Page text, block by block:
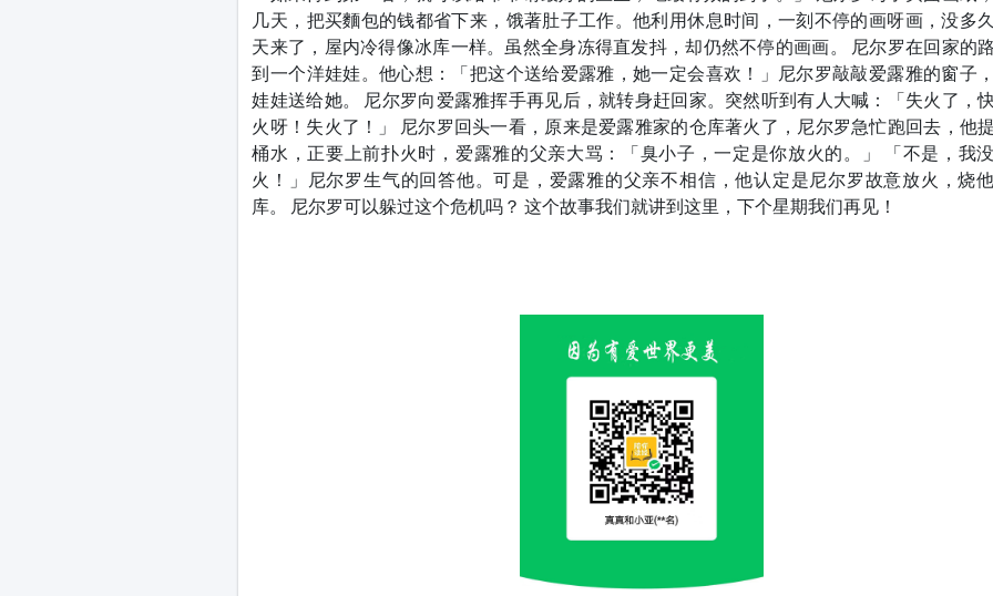
几天，把买麵包的钱都省下来，饿著肚子工作。他利用休息时间，一刻不停的画呀画，没多
天来了，屋内冷得像冰库一样。虽然全身冻得直发抖，却仍然不停的画画。 尼尔罗在回家的
到一个洋娃娃。他心想：「把这个送给爱露雅，她一定会喜欢！」尼尔罗敲敲爱露雅的窗子
娃娃送给她。 尼尔罗向爱露雅挥手再见后，就转身赶回家。突然听到有人大喊：「失火了，
火呀！失火了！」 尼尔罗回头一看，原来是爱露雅家的仓库著火了，尼尔罗急忙跑回去，他
桶水，正要上前扑火时，爱露雅的父亲大骂：「臭小子，一定是你放火的。」 「不是，我
火！」尼尔罗生气的回答他。可是，爱露雅的父亲不相信，他认定是尼尔罗故意放火，烧
库。 尼尔罗可以躲过这个危机吗？ 这个故事我们就讲到这里，下个星期我们再见！